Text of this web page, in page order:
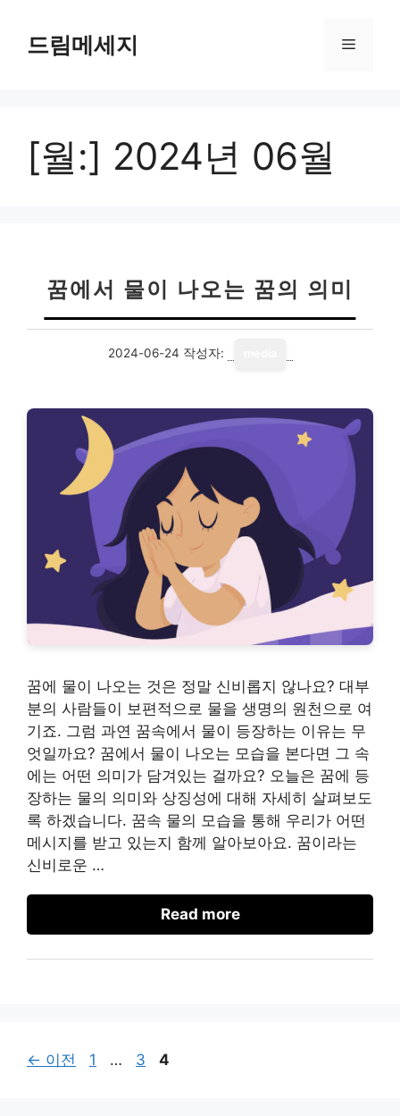
드림메세지 메
[월:] 2024년 06월
꿈에서 물이 나오는 꿈의 의미
2024-06-24 작성자:
꿈에 물이 나오는 것은 정말 신비롭지 않나요? 대부
분의 사람들이 보편적으로 물을 생명의 원천으로 여
기죠. 그럼 과연 꿈속에서 물이 등장하는 이유는 무
엇일까요? 꿈에서 물이 나오는 모습을 본다면 그 속
에는 어떤 의미가 담겨있는 걸까요? 오늘은 꿈에 등
장하는 물의 의미와 상징성에 대해 자세히 살펴보도
록 하겠습니다. 꿈속 물의 모습을 통해 우리가 어떤
메시지를 받고 있는지 함께 알아보아요. 꿈이라는
신비로운 …
Read more
← 이전
페
1 …
페
3
페
4